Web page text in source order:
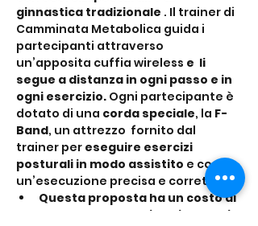
ginnastica tradizionale . Il trainer di
Camminata Metabolica guida i
partecipanti attraverso
un’apposita cuffia wireless e  li
segue a distanza in ogni passo e in
ogni esercizio. Ogni partecipante è
dotato di una corda speciale, la F-
Band, un attrezzo  fornito dal
trainer per eseguire esercizi
posturali in modo assistito e con
un’esecuzione precisa e corretta.
Questa proposta ha un costo di
€ 10,00 comprensivo di noleggio